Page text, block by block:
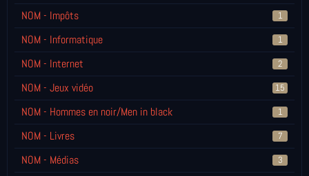
NOM - Impôts 1
NOM - Informatique 1
NOM - Internet 2
NOM - Jeux vidéo 15
NOM - Hommes en noir/Men in black 1
NOM - Livres 7
NOM - Médias 3